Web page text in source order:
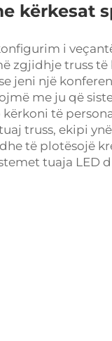
kërkesat
i
zgjidhje truss të
jeni një
me ju që
kërkoni të
truss, ekipi
të plotësojë
tuaja LED